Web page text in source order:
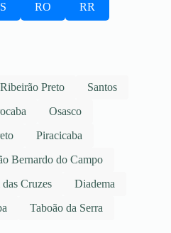
RO RR
Ribeirão Preto
Santos
Osasco
Piracicaba
Bernardo do Campo
Cruzes
Diadema
Taboão da Serra